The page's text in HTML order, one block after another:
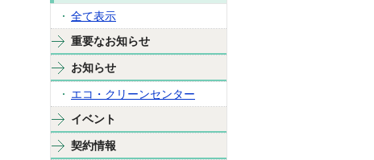
全て表示
重要なお知らせ
お知らせ
エコ・クリーンセンター
イベント
契約情報